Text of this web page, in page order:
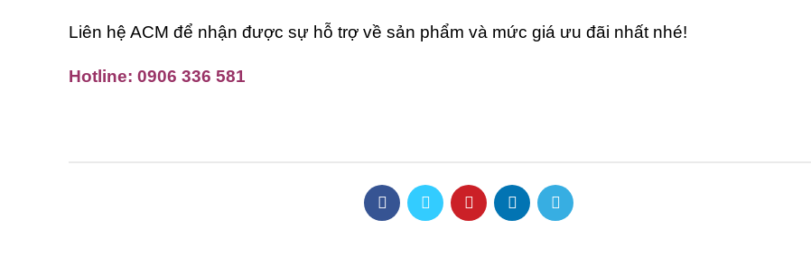
Liên hệ ACM để nhận được sự hỗ trợ về sản phẩm và mức giá ưu đãi nhất nhé!
Hotline: 0906 336 581